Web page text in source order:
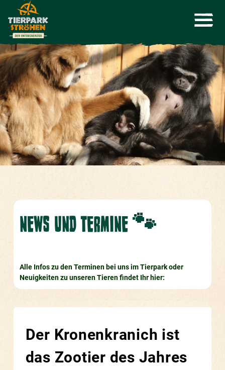
NEWS UND TERMINE 🐾
Alle Infos zu den Terminen bei uns im Tierpark oder
Neuigkeiten zu unseren Tieren findet Ihr hier:
Der Kronenkranich ist
das Zootier des Jahres